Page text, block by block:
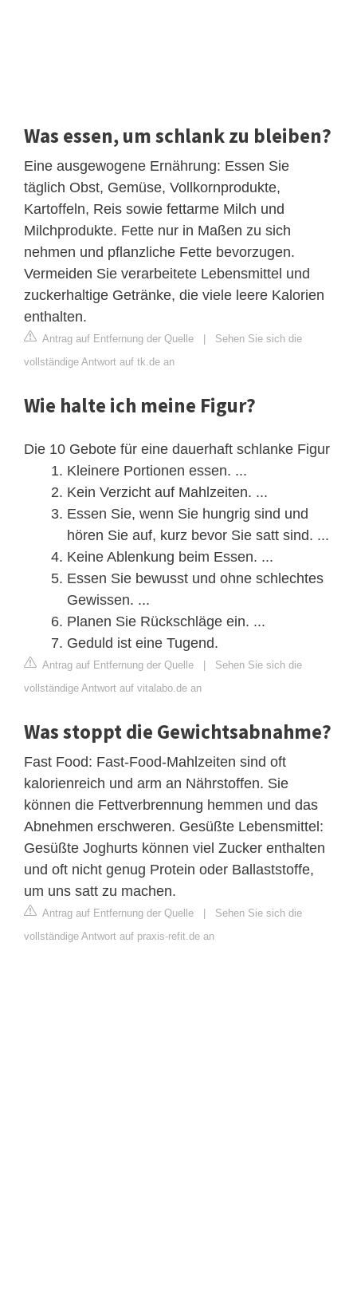
Was essen, um schlank zu bleiben?
Eine ausgewogene Ernährung: Essen Sie
täglich Obst, Gemüse, Vollkornprodukte,
Kartoffeln, Reis sowie fettarme Milch und
Milchprodukte. Fette nur in Maßen zu sich
nehmen und pflanzliche Fette bevorzugen.
Vermeiden Sie verarbeitete Lebensmittel und
zuckerhaltige Getränke, die viele leere Kalorien
enthalten.
Antrag auf Entfernung der Quelle | Sehen Sie sich die
vollständige Antwort auf tk.de an
Wie halte ich meine Figur?
Die 10 Gebote für eine dauerhaft schlanke Figur
Kleinere Portionen essen. ...
Kein Verzicht auf Mahlzeiten. ...
Essen Sie, wenn Sie hungrig sind und
hören Sie auf, kurz bevor Sie satt sind. ...
Keine Ablenkung beim Essen. ...
Essen Sie bewusst und ohne schlechtes
Gewissen. ...
Planen Sie Rückschläge ein. ...
Geduld ist eine Tugend.
Antrag auf Entfernung der Quelle | Sehen Sie sich die
vollständige Antwort auf vitalabo.de an
Was stoppt die Gewichtsabnahme?
Fast Food: Fast-Food-Mahlzeiten sind oft
kalorienreich und arm an Nährstoffen. Sie
können die Fettverbrennung hemmen und das
Abnehmen erschweren. Gesüßte Lebensmittel:
Gesüßte Joghurts können viel Zucker enthalten
und oft nicht genug Protein oder Ballaststoffe,
um uns satt zu machen.
Antrag auf Entfernung der Quelle | Sehen Sie sich die
vollständige Antwort auf praxis-refit.de an